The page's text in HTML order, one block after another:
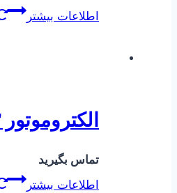
اطلاعات بیشتر
الکتروموتور ۳کیلووات مارک SIEMENS
تماس بگیرید
اطلاعات بیشتر